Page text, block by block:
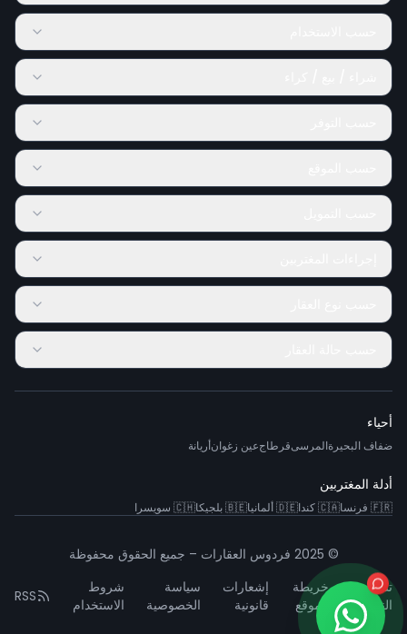
أحياء
ضفاف البحيرةالمرسىقرطاجعين زغوانأريانة
أدلة المغتربين
🇫🇷 فرنسا🇨🇦كندا🇩🇪ألمانيا🇧🇪بلجيكا🇨🇭 سويسرا
© 2025 فردوس العقارات – جميع الحقوق محفوظة
تشخيص
النظام
خريطة
الموقع
إشعارات
قانونية
سياسة
الخصوصية
شروط
الاستخدام
RSS